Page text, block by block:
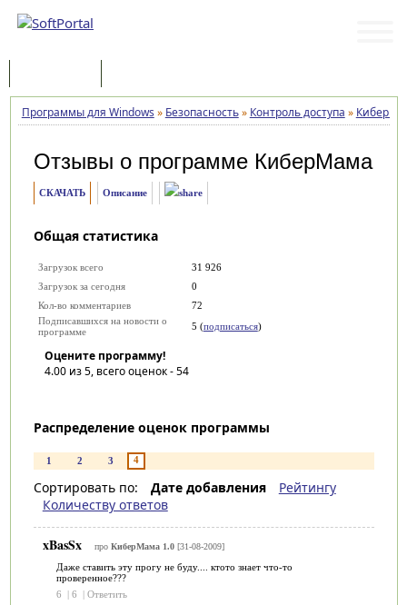
Программы для Windows » Безопасность» Контроль доступа »
Отзывы о программе КиберМама
СКАЧАТЬ Описание
Общая статистика
Загрузок всего
31 926
Загрузок за сегодня
0
Кол-во комментариев
72
Подписавшихся на новости о
программе
5 (подписаться)
Оцените программу!
4.00из 5, всего оценок -54
Распределение оценок программы
1 2 3 4
Сортировать по: Дате добавления
Рейтингу
Количеству ответов
xBasSx про КиберМама 1.0[31-08-2009]
Даже ставить эту прогу не буду.... ктото знает что-то
проверенное???
6
| 6 | Ответить